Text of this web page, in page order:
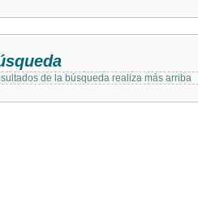
de la búsqueda realiza más arriba